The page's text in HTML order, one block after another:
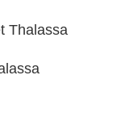
Thalassa